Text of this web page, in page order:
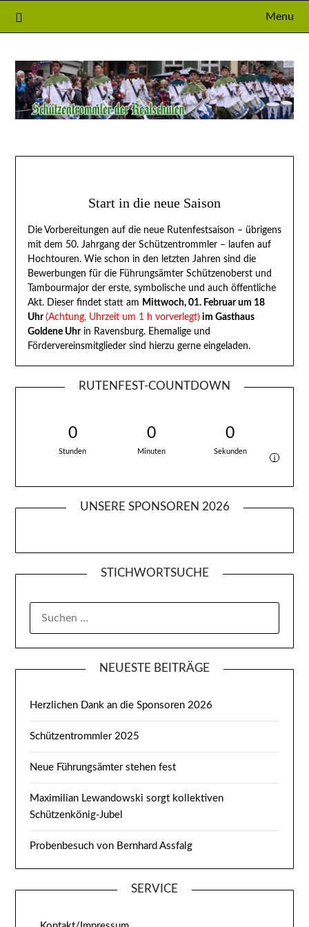
Menu
Start in die neue Saison
Die Vorbereitungen auf die neue Rutenfestsaison – übrigens
mit dem 50. Jahrgang der Schützentrommler – laufen auf
Hochtouren. Wie schon in den letzten Jahren sind die
Bewerbungen für die Führungsämter Schützenoberst und
Tambourmajor der erste, symbolische und auch öffentliche
Akt. Dieser findet statt am Mittwoch, 01. Februar um 18
Uhr(Achtung, Uhrzeit um 1 h vorverlegt) im Gasthaus
Goldene Uhrin Ravensburg. Ehemalige und
Fördervereinsmitglieder sind hierzu gerne eingeladen.
RUTENFEST-COUNTDOWN
0
Stunden
0
Minuten
0
Sekunden
i
UNSERE SPONSOREN 2026
STICHWORTSUCHE
NEUESTE BEITRÄGE
Herzlichen Dank an die Sponsoren 2026
Schützentrommler 2025
Neue Führungsämter stehen fest
Maximilian Lewandowski sorgt kollektiven
Schützenkönig-Jubel
Probenbesuch von Bernhard Assfalg
SERVICE